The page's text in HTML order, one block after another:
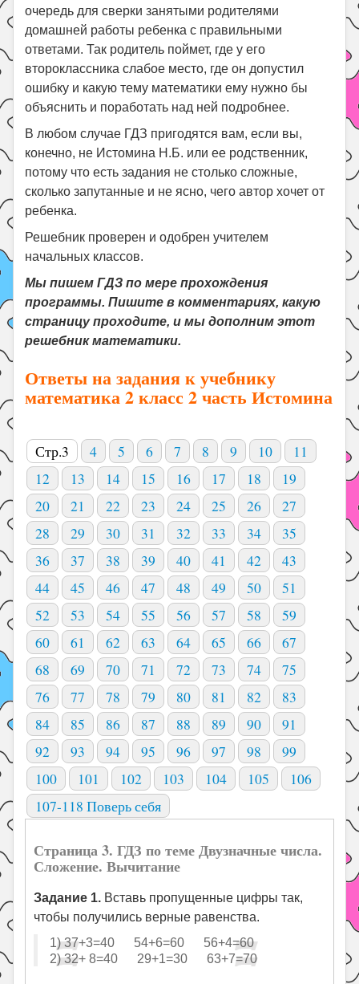
очередь для сверки занятыми родителями
домашней работы ребенка с правильными
ответами. Так родитель поймет, где у его
второклассника слабое место, где он допустил
ошибку и какую тему математики ему нужно бы
объяснить и поработать над ней подробнее.
В любом случае ГДЗ пригодятся вам, если вы,
конечно, не Истомина Н.Б. или ее родственник,
потому что есть задания не столько сложные,
сколько запутанные и не ясно, чего автор хочет от
ребенка.
Решебник проверен и одобрен учителем
начальных классов.
Мы пишем ГДЗ по мере прохождения
программы. Пишите в комментариях, какую
страницу проходите, и мы дополним этот
решебник математики.
Ответы на задания к учебнику
математика 2 класс 2 часть Истомина
Стр.3 4 5 6 7 8 9 10
11
12
13 14 15 16 17 18
19
20
21 22 23 24 25 26
27
28
29 30 31 32 33 34
35
36
37 38 39 40 41 42
43
44
45 46 47 48 49 50
51
52
53 54 55 56 57 58
59
60
61 62 63 64 65 66
67
68
69 70 71 72 73 74
75
76
77 78 79 80 81 82
83
84
85 86 87 88 89 90
91
92
93 94 95 96 97 98
99
100
101 102 103 104 105
106
107-118 Поверь себя
Страница 3. ГДЗ по теме Двузначные числа.
Сложение. Вычитание
Задание 1. Вставь пропущенные цифры так,
чтобы получились верные равенства.
1) 37+3=40 54+6=60 56+4=60
2) 32+ 8=40 29+1=30 63+7=70